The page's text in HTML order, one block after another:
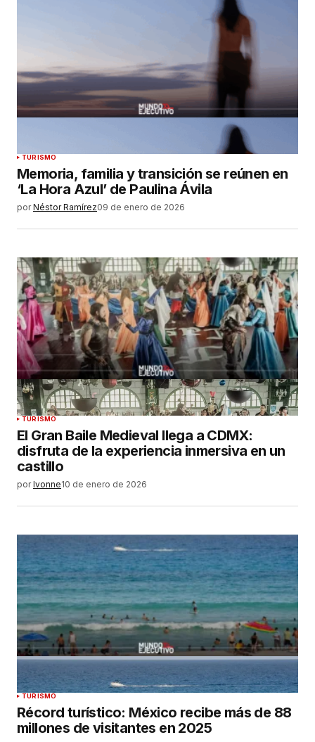
TURISMO
Memoria, familia y transición se reúnen en
‘La Hora Azul’ de Paulina Ávila
por Néstor Ramírez09 de enero de 2026
TURISMO
El Gran Baile Medieval llega a CDMX:
disfruta de la experiencia inmersiva en un
castillo
por Ivonne10 de enero de 2026
TURISMO
Récord turístico: México recibe más de 88
millones de visitantes en 2025